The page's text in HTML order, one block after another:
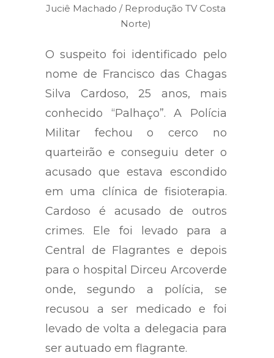
Juciê Machado / Reprodução TV Costa
Norte)
O suspeito foi identificado pelo
nome de Francisco das Chagas
Silva Cardoso, 25 anos, mais
conhecido “Palhaço”. A Polícia
Militar fechou o cerco no
quarteirão e conseguiu deter o
acusado que estava escondido
em uma clínica de fisioterapia.
Cardoso é acusado de outros
crimes. Ele foi levado para a
Central de Flagrantes e depois
para o hospital Dirceu Arcoverde
onde, segundo a polícia, se
recusou a ser medicado e foi
levado de volta a delegacia para
ser autuado em flagrante.